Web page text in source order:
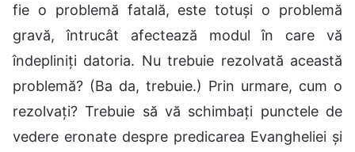
fie o problemă fatală, este totuși o problemă
gravă, întrucât afectează modul în care vă
îndepliniți datoria. Nu trebuie rezolvată această
problemă? (Ba da, trebuie.) Prin urmare, cum o
rezolvați? Trebuie să vă schimbați punctele de
vedere eronate despre predicarea Evangheliei și